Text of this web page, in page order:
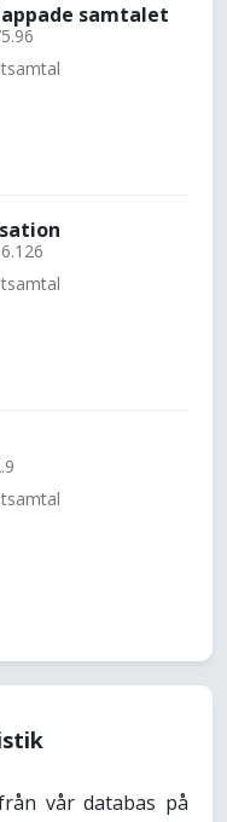
samtalet
vår databas på